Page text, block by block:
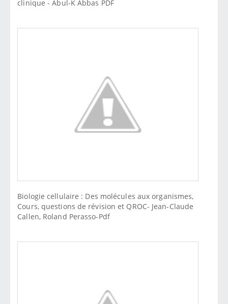
clinique - Abul-K Abbas PDF
Biologie cellulaire : Des molécules aux organismes,
Cours, questions de révision et QROC- Jean-Claude
Callen, Roland Perasso-Pdf